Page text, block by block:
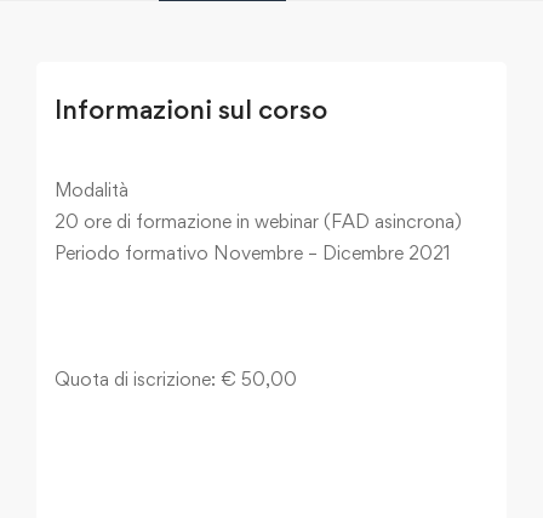
Informazioni sul corso
Modalità
20 ore di formazione in webinar (FAD asincrona)
Periodo formativo Novembre – Dicembre 2021
Quota di iscrizione: € 50,00